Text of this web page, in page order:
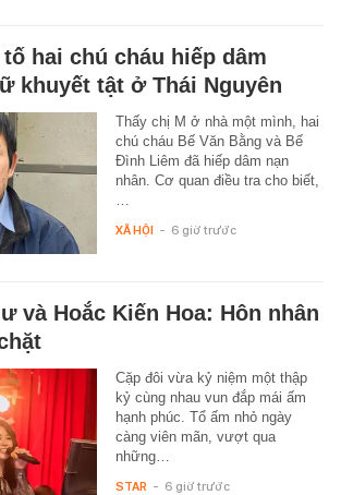
hai chú cháu hiếp dâm
khuyết tật ở Thái Nguyên
Thấy chị M ở nhà một mình, hai
chú cháu Bế Văn Bằng và Bế
Đình Liêm đã hiếp dâm nạn
nhân. Cơ quan điều tra cho biết,
XÃ HỘI - 6 giờ trước
và Hoắc Kiến Hoa: Hôn nhân
Cặp đôi vừa kỷ niệm một thập
kỷ cùng nhau vun đắp mái ấm
hạnh phúc. Tổ ấm nhỏ ngày
càng viên mãn, vượt qua
những…
STAR - 6 giờ trước